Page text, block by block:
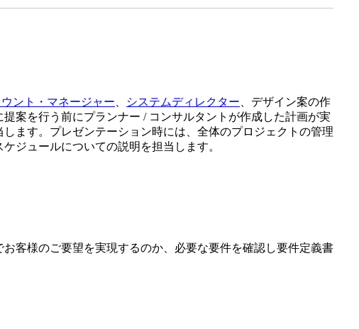
ント・マネージャー システムディレクター 、デザイン案の作
案を行う前にプランナー / コンサルタントが作成した計画が実
ます。プレゼンテーション時には、全体のプロジェクトの管理
ジュールについての説明を担当します。
客様のご要望を実現するのか、必要な要件を確認し要件定義書